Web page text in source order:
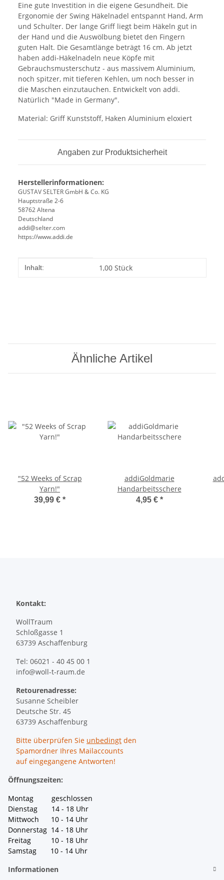
Eine gute Investition in die eigene Gesundheit. Die
Ergonomie der Swing Häkelnadel entspannt Hand, Arm
und Schulter. Der lange Griff liegt beim Häkeln gut in
der Hand und die Auswölbung bietet den Fingern
guten Halt. Die Gesamtlänge beträgt 16 cm. Ab jetzt
haben addi-Häkelnadeln neue Köpfe mit
Gebrauchsmusterschutz - aus massivem Aluminium,
noch spitzer, mit tieferen Kehlen, um noch besser in
die Maschen einzutauchen. Entwickelt von addi.
Natürlich "Made in Germany".
Material: Griff Kunststoff, Haken Aluminium eloxiert
Angaben zur Produktsicherheit
Herstellerinformationen:
GUSTAV SELTER GmbH & Co. KG
Hauptstraße 2-6
58762 Altena
Deutschland
addi@selter.com
https://www.addi.de
Produkteigenschaft
Wert
Inhalt: 1,00 Stück
Ähnliche Artikel
"52 Weeks of Scrap
Yarn!"
39,99 € *
addiGoldmarie
Handarbeitsschere
4,95 € *
Kontakt:
WollTraum
Schloßgasse 1
63739 Aschaffenburg
Tel: 06021 - 40 45 00 1
info@woll-t-raum.de
Retourenadresse:
Susanne Scheibler
Deutsche Str. 45
63739 Aschaffenburg
Bitte überprüfen Sie unbedingt den
Spamordner Ihres Mailaccounts
auf eingegangene Antworten!
Öffnungszeiten:
Montag geschlossen
Dienstag 14 - 18 Uhr
Mittwoch 10 - 14 Uhr
Donnerstag 14 - 18 Uhr
Freitag 10 - 18 Uhr
Samstag 10 - 14 Uhr
Informationen